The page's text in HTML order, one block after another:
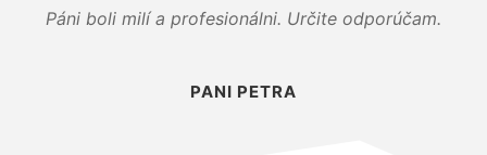
Páni boli milí a profesionálni. Určite odporúčam.
PANI PETRA